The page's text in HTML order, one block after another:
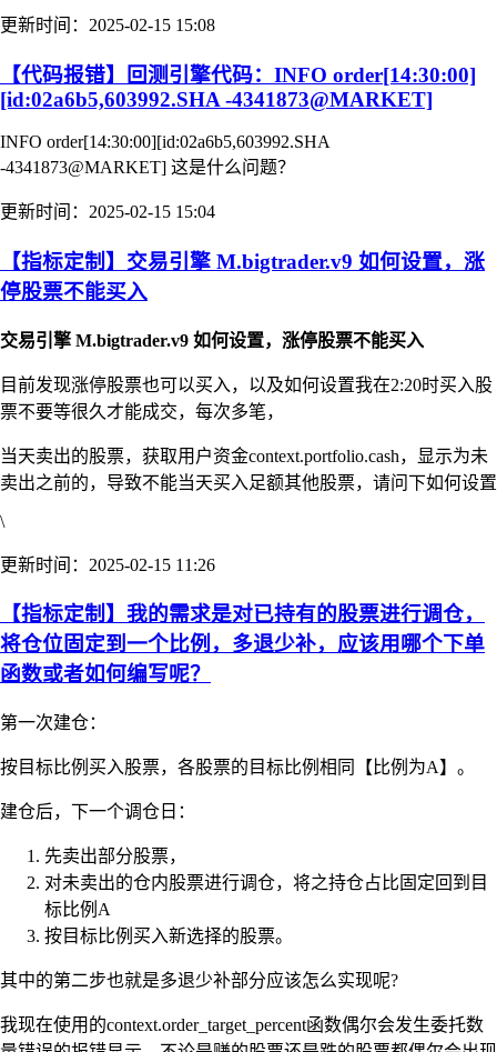
更新时间：2025-02-15 15:08
【代码报错】回测引擎代码：INFO order[14:30:00]
[id:02a6b5,603992.SHA -4341873@MARKET]
INFO order[14:30:00][id:02a6b5,603992.SHA
-4341873@MARKET] 这是什么问题？
更新时间：2025-02-15 15:04
【指标定制】交易引擎 M.bigtrader.v9 如何设置，涨
停股票不能买入
交易引擎 M.bigtrader.v9 如何设置，涨停股票不能买入
目前发现涨停股票也可以买入，以及如何设置我在2:20时买入股
票不要等很久才能成交，每次多笔，
当天卖出的股票，获取用户资金context.portfolio.cash，显示为未
卖出之前的，导致不能当天买入足额其他股票，请问下如何设置
\
更新时间：2025-02-15 11:26
【指标定制】我的需求是对已持有的股票进行调仓，
将仓位固定到一个比例，多退少补，应该用哪个下单
函数或者如何编写呢？
第一次建仓：
按目标比例买入股票，各股票的目标比例相同【比例为A】。
建仓后，下一个调仓日：
先卖出部分股票，
对未卖出的仓内股票进行调仓，将之持仓占比固定回到目
标比例A
按目标比例买入新选择的股票。
其中的第二步也就是多退少补部分应该怎么实现呢?
我现在使用的context.order_target_percent函数偶尔会发生委托数